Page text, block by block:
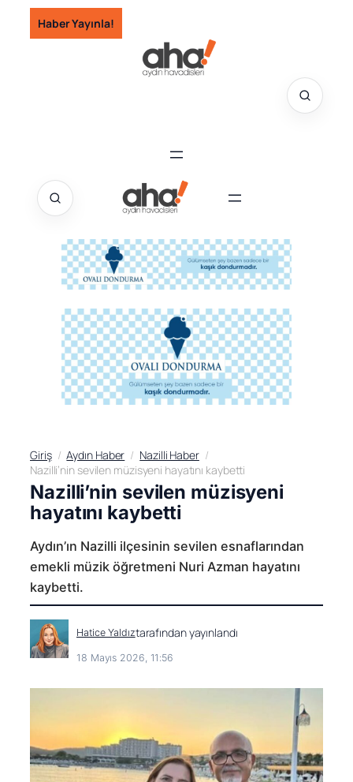
İçeriğe
geç
Haber Yayınla!
Giriş Aydın Haber
Nazilli Haber
Nazilli’nin sevilen müzisyeni hayatını kaybetti
Nazilli’nin sevilen müzisyeni
hayatını kaybetti
Aydın’ın Nazilli ilçesinin sevilen esnaflarından
emekli müzik öğretmeni Nuri Azman hayatını
kaybetti.
Hatice Yaldıztarafından yayınlandı
18 Mayıs 2026, 11:56